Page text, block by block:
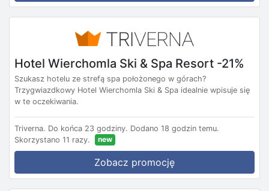
Hotel Wierchomla Ski & Spa Resort -21%
Szukasz hotelu ze strefą spa położonego w górach?
Trzygwiazdkowy Hotel Wierchomla Ski & Spa idealnie wpisuje się
w te oczekiwania.
Triverna. Do końca 23 godziny. Dodano 18 godzin temu.
Skorzystano 11 razy.
new
Zobacz promocję